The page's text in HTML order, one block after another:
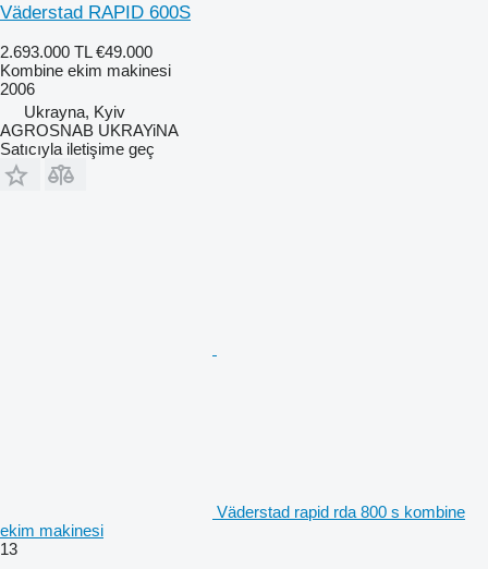
Väderstad RAPID 600S
2.693.000 TL €49.000
Kombine ekim makinesi
2006
Ukrayna, Kyiv
AGROSNAB UKRAYiNA
Satıcıyla iletişime geç
Väderstad rapid rda 800 s kombine
ekim makinesi
13